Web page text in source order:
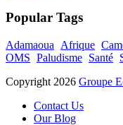
Popular Tags
Adamaoua Afrique
OMS Paludisme Santé
Copyright 2026 Groupe
Contact Us
Our Blog